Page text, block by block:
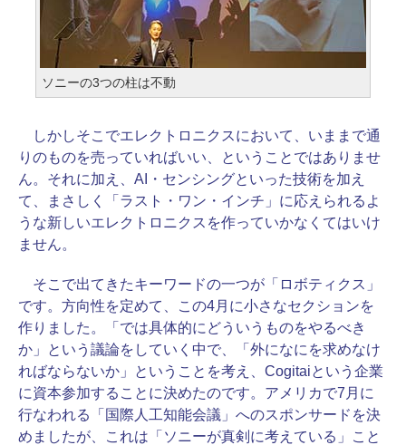
ソニーの3つの柱は不動
しかしそこでエレクトロニクスにおいて、いままで通
りのものを売っていればいい、ということではありませ
ん。それに加え、AI・センシングといった技術を加え
て、まさしく「ラスト・ワン・インチ」に応えられるよ
うな新しいエレクトロニクスを作っていかなくてはいけ
ません。
そこで出てきたキーワードの一つが「ロボティクス」
です。方向性を定めて、この4月に小さなセクションを
作りました。「では具体的にどういうものをやるべき
か」という議論をしていく中で、「外になにを求めなけ
ればならないか」ということを考え、Cogitaiという企業
に資本参加することに決めたのです。アメリカで7月に
行なわれる「国際人工知能会議」へのスポンサードを決
めましたが、これは「ソニーが真剣に考えている」こと